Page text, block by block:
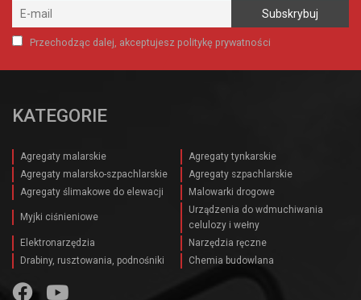
Przechodząc dalej, akceptujesz politykę prywatności
KATEGORIE
Agregaty malarskie
Agregaty tynkarskie
Agregaty malarsko-szpachlarskie
Agregaty szpachlarskie
Agregaty ślimakowe do elewacji
Malowarki drogowe
Myjki ciśnieniowe
Urządzenia do wdmuchiwania
celulozy i wełny
Elektronarzędzia
Narzędzia ręczne
Drabiny, rusztowania, podnośniki
Chemia budowlana